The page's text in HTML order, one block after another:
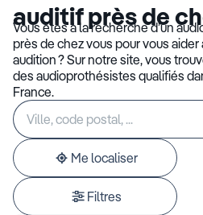
auditif près de
Vous êtes à la recherche d’un
près de chez vous pour vous
audition ? Sur notre site, vous
des audioprothésistes qualifiés
France.
Rechercher
établissement
Veuillez
renseigner
une
adresse
Me localiser
Filtres